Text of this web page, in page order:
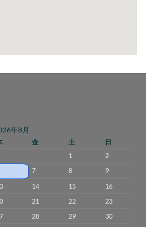
年8月
金 土
日
1
2
7 8
9
14 15
16
21 22
23
28 29 30